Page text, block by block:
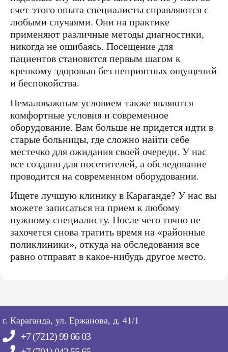
счет этого опыта специалисты справляются с
любыми случаями. Они на практике
применяют различные методы диагностики,
никогда не ошибаясь. Посещение для
пациентов становится первым шагом к
крепкому здоровью без неприятных ощущений
и беспокойства.
Немаловажным условием также являются
комфортные условия и современное
оборудование. Вам больше не придется идти в
старые больницы, где сложно найти себе
местечко для ожидания своей очереди. У нас
все создано для посетителей, а обследование
проводится на современном оборудовании.
Ищете лучшую клинику в Караганде? У нас вы
можете записаться на прием к любому
нужному специалисту. После чего точно не
захочется снова тратить время на «районные
поликлиники», откуда на обследования все
равно отправят в какое-нибудь другое место.
г. Караганда, ул. Ержанова, д. 41/1
+7 (7212) 99 66 03